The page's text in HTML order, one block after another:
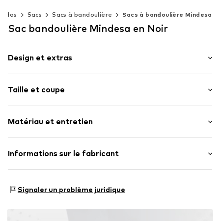
dos Sacs Sacs à bandoulière Sacs à bandoulière Mindesa
Sac bandoulière Mindesa en Noir
Design et extras
Compartiment principal spacieux
Poche extérieure à fermeture éclair
Etiquette patch / étiquette flag
Taille et coupe
Longueur de la ceinture /de la anse : Sangle courte /
Anse
Matériau et entretien
Matériau supérieur : Polyamide (Nylon®)
Informations sur le fabricant
22529 Hamburg
Signaler un problème juridique